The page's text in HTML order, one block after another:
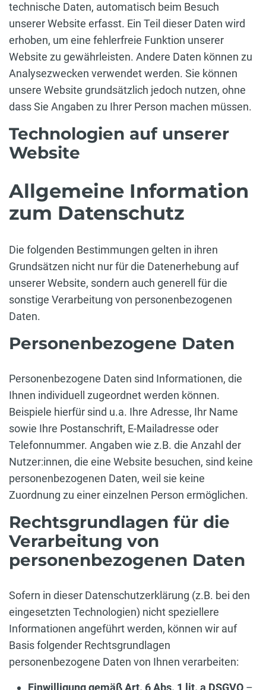
technische Daten, automatisch beim Besuch
unserer Website erfasst. Ein Teil dieser Daten wird
erhoben, um eine fehlerfreie Funktion unserer
Website zu gewährleisten. Andere Daten können zu
Analysezwecken verwendet werden. Sie können
unsere Website grundsätzlich jedoch nutzen, ohne
dass Sie Angaben zu Ihrer Person machen müssen.
Technologien auf unserer
Website
Allgemeine Information
zum Datenschutz
Die folgenden Bestimmungen gelten in ihren
Grundsätzen nicht nur für die Datenerhebung auf
unserer Website, sondern auch generell für die
sonstige Verarbeitung von personenbezogenen
Daten.
Personenbezogene Daten
Personenbezogene Daten sind Informationen, die
Ihnen individuell zugeordnet werden können.
Beispiele hierfür sind u.a. Ihre Adresse, Ihr Name
sowie Ihre Postanschrift, E-Mailadresse oder
Telefonnummer. Angaben wie z.B. die Anzahl der
Nutzer:innen, die eine Website besuchen, sind keine
personenbezogenen Daten, weil sie keine
Zuordnung zu einer einzelnen Person ermöglichen.
Rechtsgrundlagen für die
Verarbeitung von
personenbezogenen Daten
Sofern in dieser Datenschutzerklärung (z.B. bei den
eingesetzten Technologien) nicht speziellere
Informationen angeführt werden, können wir auf
Basis folgender Rechtsgrundlagen
personenbezogene Daten von Ihnen verarbeiten:
Einwilligung gemäß Art. 6 Abs. 1 lit. a DSGVO –